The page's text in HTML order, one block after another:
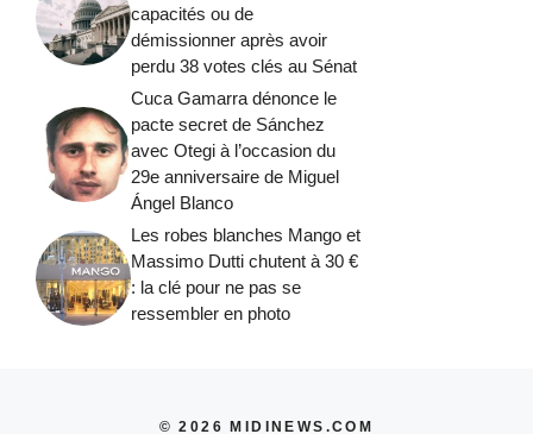
capacités ou de
démissionner après avoir
perdu 38 votes clés au Sénat
Cuca Gamarra dénonce le
pacte secret de Sánchez
avec Otegi à l’occasion du
29e anniversaire de Miguel
Ángel Blanco
Les robes blanches Mango et
Massimo Dutti chutent à 30 €
: la clé pour ne pas se
ressembler en photo
© 2026 MIDINEWS.COM